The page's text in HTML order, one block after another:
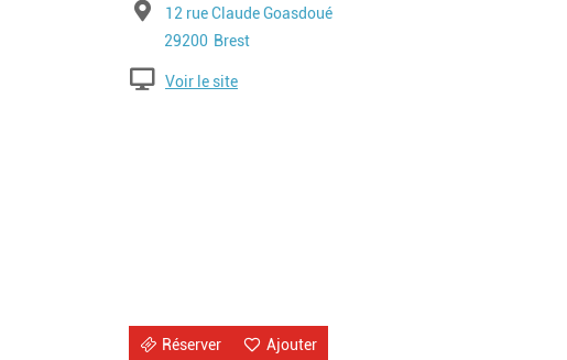
Adresse12 rue Claude Goasdoué
Code postal
29200 Ville
Brest
Voir le site
Ajouter
Réserver